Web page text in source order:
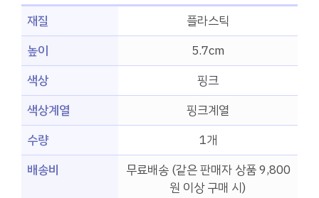
재질
플라스틱
높이
5.7cm
색상
핑크
색상계열
핑크계열
수량
1개
배송비
무료배송 (같은 판매자 상품 9,800
원 이상 구매 시)